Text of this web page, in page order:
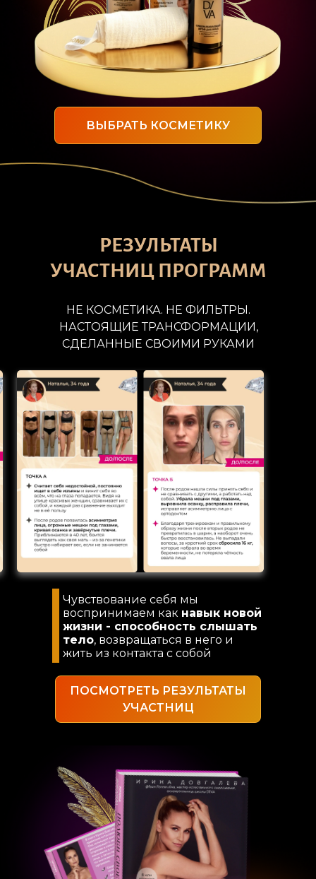
ВЫБРАТЬ КОСМЕТИКУ
НЕ КОСМЕТИКА. НЕ ФИЛЬТРЫ.
НАСТОЯЩИЕ ТРАНСФОРМАЦИИ,
СДЕЛАННЫЕ СВОИМИ РУКАМИ
Чувствование себя мы
воспринимаем как навык новой
жизни - способность слышать
тело, возвращаться в него и
жить из контакта с собой
РЕЗУЛЬТАТЫ
УЧАСТНИЦ ПРОГРАММ
ПОСМОТРЕТЬ РЕЗУЛЬТАТЫ
УЧАСТНИЦ